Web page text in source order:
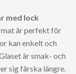
med lock
är perfekt för
kan enkelt och
är smak- och
sig färska längre.